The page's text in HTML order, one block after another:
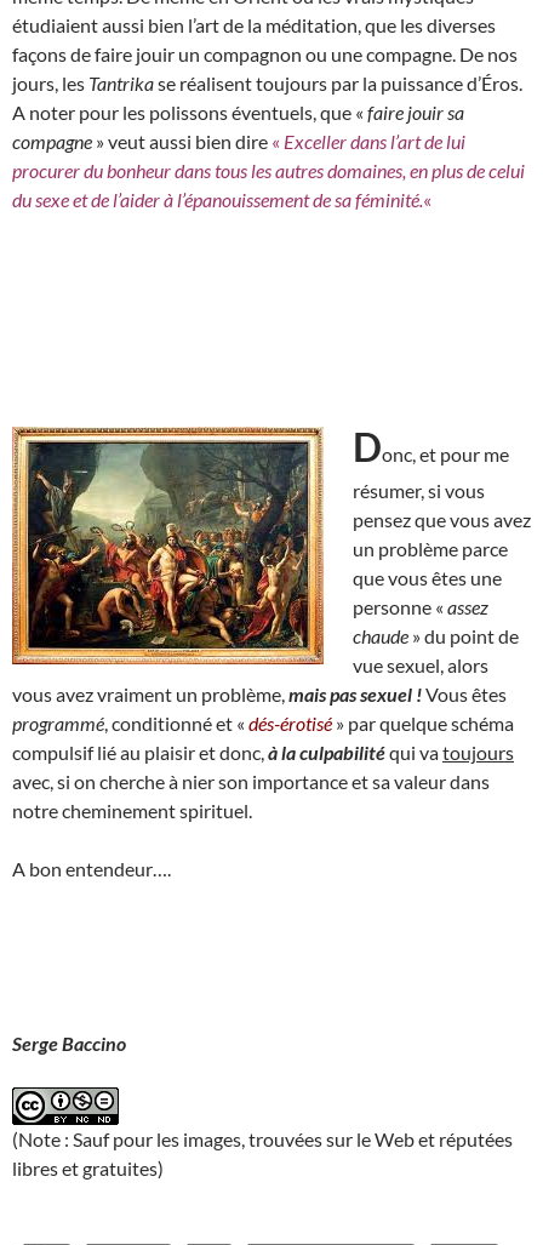
étudiaient aussi bien l’art de la méditation, que les diverses
façons de faire jouir un compagnon ou une compagne. De nos
jours, les Tantrikase réalisent toujours par la puissance d’Éros.
A noter pour les polissons éventuels, que « faire jouir sa
compagne » veut aussi bien dire « Exceller dans l’art de lui
procurer du bonheur dans tous les autres domaines, en plus de celui
du sexe et de l’aider à l’épanouissement de sa féminité. «
Donc, et pour me
résumer, si vous
pensez que vous avez
un problème parce
que vous êtes une
personne « assez
chaude » du point de
vue sexuel, alors
vous avez vraiment un problème, mais pas sexuel !Vous êtes
programmé , conditionné et « dés-érotisé » par quelque schéma
compulsif lié au plaisir et donc, à la culpabilitéqui vatoujours
avec, si on cherche à nier son importance et sa valeur dans
notre cheminement spirituel.
A bon entendeur….
Serge Baccino
(Note : Sauf pour les images, trouvées sur le Web et réputées
libres et gratuites)